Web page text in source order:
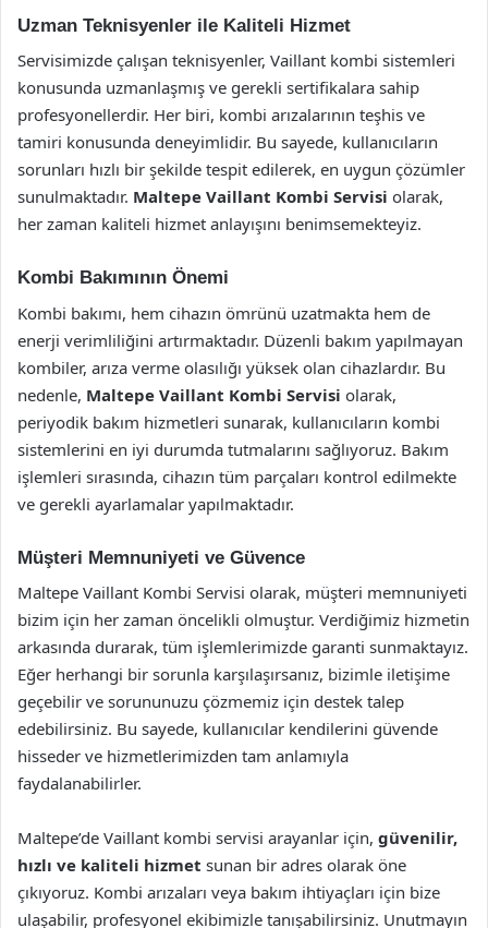
Uzman Teknisyenler ile Kaliteli Hizmet
Servisimizde çalışan teknisyenler, Vaillant kombi sistemleri
konusunda uzmanlaşmış ve gerekli sertifikalara sahip
profesyonellerdir. Her biri, kombi arızalarının teşhis ve
tamiri konusunda deneyimlidir. Bu sayede, kullanıcıların
sorunları hızlı bir şekilde tespit edilerek, en uygun çözümler
sunulmaktadır. Maltepe Vaillant Kombi Servisi olarak,
her zaman kaliteli hizmet anlayışını benimsemekteyiz.
Kombi Bakımının Önemi
Kombi bakımı, hem cihazın ömrünü uzatmakta hem de
enerji verimliliğini artırmaktadır. Düzenli bakım yapılmayan
kombiler, arıza verme olasılığı yüksek olan cihazlardır. Bu
nedenle, Maltepe Vaillant Kombi Servisi olarak,
periyodik bakım hizmetleri sunarak, kullanıcıların kombi
sistemlerini en iyi durumda tutmalarını sağlıyoruz. Bakım
işlemleri sırasında, cihazın tüm parçaları kontrol edilmekte
ve gerekli ayarlamalar yapılmaktadır.
Müşteri Memnuniyeti ve Güvence
Maltepe Vaillant Kombi Servisi olarak, müşteri memnuniyeti
bizim için her zaman öncelikli olmuştur. Verdiğimiz hizmetin
arkasında durarak, tüm işlemlerimizde garanti sunmaktayız.
Eğer herhangi bir sorunla karşılaşırsanız, bizimle iletişime
geçebilir ve sorununuzu çözmemiz için destek talep
edebilirsiniz. Bu sayede, kullanıcılar kendilerini güvende
hisseder ve hizmetlerimizden tam anlamıyla
faydalanabilirler.
Maltepe’de Vaillant kombi servisi arayanlar için, güvenilir,
hızlı ve kaliteli hizmet sunan bir adres olarak öne
çıkıyoruz. Kombi arızaları veya bakım ihtiyaçları için bize
ulaşabilir, profesyonel ekibimizle tanışabilirsiniz. Unutmayın